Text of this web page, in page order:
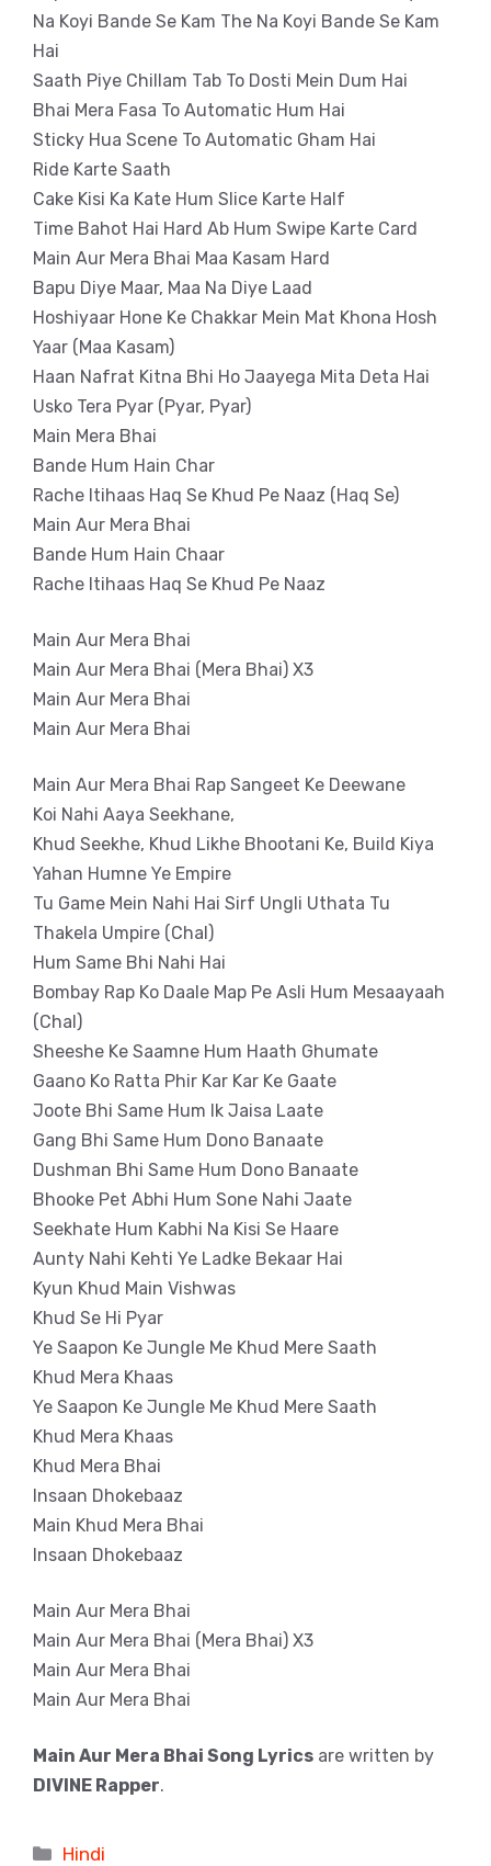
Na Koyi Bande Se Kam The Na Koyi Bande Se Kam
Hai
Saath Piye Chillam Tab To Dosti Mein Dum Hai
Bhai Mera Fasa To Automatic Hum Hai
Sticky Hua Scene To Automatic Gham Hai
Ride Karte Saath
Cake Kisi Ka Kate Hum Slice Karte Half
Time Bahot Hai Hard Ab Hum Swipe Karte Card
Main Aur Mera Bhai Maa Kasam Hard
Bapu Diye Maar, Maa Na Diye Laad
Hoshiyaar Hone Ke Chakkar Mein Mat Khona Hosh
Yaar (Maa Kasam)
Haan Nafrat Kitna Bhi Ho Jaayega Mita Deta Hai
Usko Tera Pyar (Pyar, Pyar)
Main Mera Bhai
Bande Hum Hain Char
Rache Itihaas Haq Se Khud Pe Naaz (Haq Se)
Main Aur Mera Bhai
Bande Hum Hain Chaar
Rache Itihaas Haq Se Khud Pe Naaz
Main Aur Mera Bhai
Main Aur Mera Bhai (Mera Bhai) X3
Main Aur Mera Bhai
Main Aur Mera Bhai
Main Aur Mera Bhai Rap Sangeet Ke Deewane
Koi Nahi Aaya Seekhane,
Khud Seekhe, Khud Likhe Bhootani Ke, Build Kiya
Yahan Humne Ye Empire
Tu Game Mein Nahi Hai Sirf Ungli Uthata Tu
Thakela Umpire (Chal)
Hum Same Bhi Nahi Hai
Bombay Rap Ko Daale Map Pe Asli Hum Mesaayaah
(Chal)
Sheeshe Ke Saamne Hum Haath Ghumate
Gaano Ko Ratta Phir Kar Kar Ke Gaate
Joote Bhi Same Hum Ik Jaisa Laate
Gang Bhi Same Hum Dono Banaate
Dushman Bhi Same Hum Dono Banaate
Bhooke Pet Abhi Hum Sone Nahi Jaate
Seekhate Hum Kabhi Na Kisi Se Haare
Aunty Nahi Kehti Ye Ladke Bekaar Hai
Kyun Khud Main Vishwas
Khud Se Hi Pyar
Ye Saapon Ke Jungle Me Khud Mere Saath
Khud Mera Khaas
Ye Saapon Ke Jungle Me Khud Mere Saath
Khud Mera Khaas
Khud Mera Bhai
Insaan Dhokebaaz
Main Khud Mera Bhai
Insaan Dhokebaaz
Main Aur Mera Bhai
Main Aur Mera Bhai (Mera Bhai) X3
Main Aur Mera Bhai
Main Aur Mera Bhai
Main Aur Mera Bhai Song Lyrics are written by
DIVINE Rapper.
Categories
Hindi